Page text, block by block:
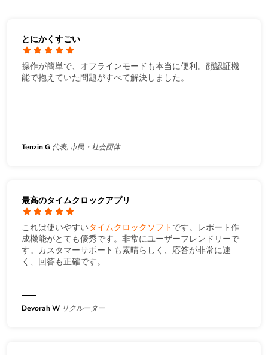
とにかくすごい
操作が簡単で、オフラインモードも本当に便利。顔認証機
能で抱えていた問題がすべて解決しました。
Tenzin G 代表, 市民・社会団体
最高のタイムクロックアプリ
これは使いやすいタイムクロックソフト です。レポート作
成機能がとても優秀です。非常にユーザーフレンドリーで
す。カスタマーサポートも素晴らしく、応答が非常に速
く、回答も正確です。
Devorah W リクルーター